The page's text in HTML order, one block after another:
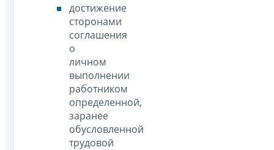
достижение
сторонами
соглашения
о
личном
выполнении
работником
определенной,
заранее
обусловленной
трудовой